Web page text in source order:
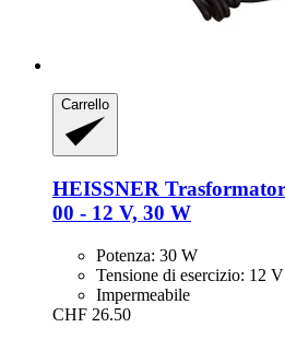
Carrello
HEISSNER
00 -​ 12 V, 30 W
Potenza: 30 W
Tensione di esercizio: 12 V
Impermeabile
CHF 26.50